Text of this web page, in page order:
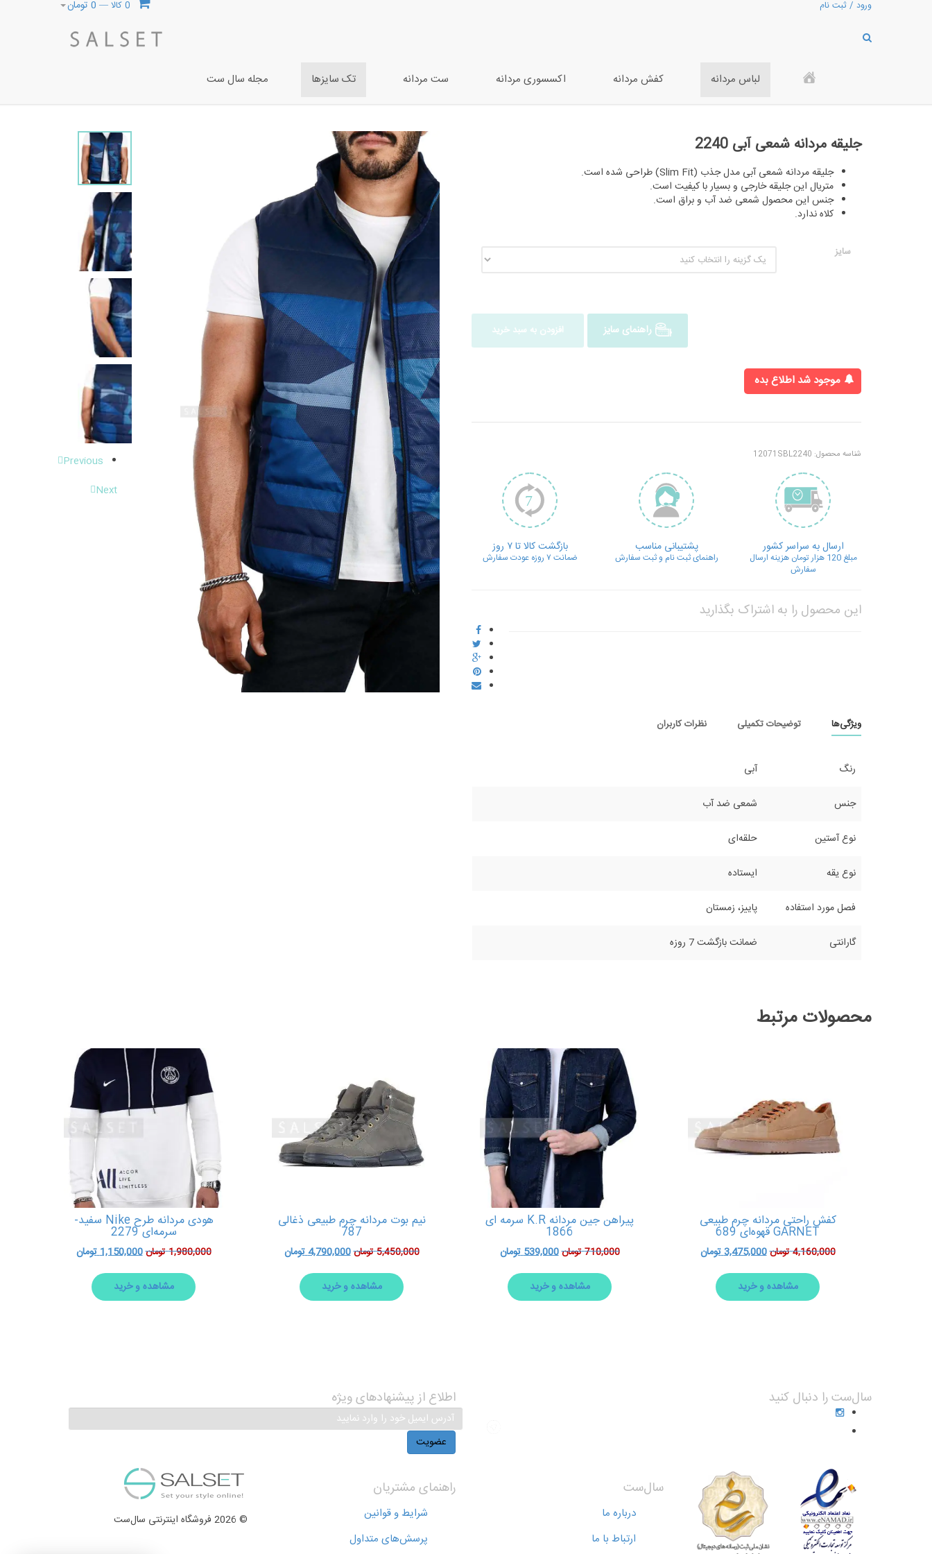
ورود / ثبت نام 0 تومان
لباس مردانه کفش مردانه اکسسوری مردانه ست‌ مردانه تک سایزها مجله سال ست تک سایزها جلیقه مردانه شمعی آبی 2240
Previous
Next
جلیقه مردانه شمعی آبی 2240
جلیقه مردانه شمعی آبی مدل جذب (Slim Fit) طراحی شده است.
متریال این جلیقه خارجی و بسیار با کیفیت است.
جنس این محصول شمعی ضد آب و براق است.
کلاه ندارد.
سایز
افزودن به سبد خرید راهنمای سایز
موجود شد اطلاع بده
شناسه محصول: 12071SBL2240
بازگشت کالا تا ۷ روز
ضمانت ۷ روزه عودت سفارش
پشتیبانی مناسب
راهنمای ثبت نام و ثبت سفارش
ارسال به سراسر کشور
مبلغ 120 هزار تومان هزینه ارسال
سفارش
این محصول را به اشتراک بگذارید
ویژگی‌ها توضیحات تکمیلی نظرات کاربران
رنگ آبی
جنس شمعی ضد آب
نوع آستین حلقه‌ای
نوع یقه ایستاده
فصل مورد استفاده پاییز، زمستان
گارانتی ضمانت بازگشت 7 روزه
محصولات مرتبط
هودی مردانه طرح Nike سفید-
سرمه‌ای 2279
1,980,000تومان1,150,000تومان
مشاهده و خرید
نیم بوت مردانه چرم طبیعی ذغالی
787
5,450,000تومان4,790,000تومان
مشاهده و خرید
پیراهن جین مردانه K.R سرمه ای
1866
710,000تومان539,000تومان
مشاهده و خرید
کفش راحتی مردانه چرم طبیعی
GARNET قهوه‌ای 689
4,160,000تومان3,475,000تومان
مشاهده و خرید
اطلاع از پیشنهاد‌های‌ ویژه
آدرس
ایمیل
خود
را
نمایید
سال‌ست را دنبال کنید
© 2026 فروشگاه اینترنتی سال‌ست
راهنمای مشتریان
شرایط و قوانین
پرسش‌های متداول
سال‌ست
درباره ما
ارتباط با ما